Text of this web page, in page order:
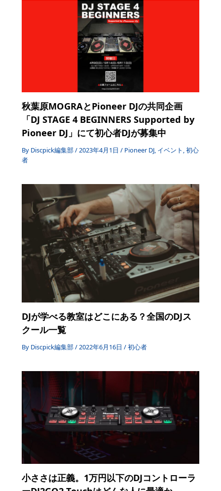
秋葉原MOGRAとPioneer DJの共同企画
「DJ STAGE 4 BEGINNERS Supported by
Pioneer DJ」にて初心者DJが募集中
By Discpick編集部/2023年4月1日/ Pioneer DJ, イベント ,初心
者
DJが学べる教室はどこにある？全国のDJス
クール一覧
By Discpick編集部/ 2022年6月16日/初心者
小ささは正義。1万円以下のDJコントローラ